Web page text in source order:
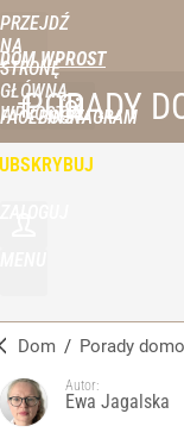
PRZEJDŹ
NA
STRONĘ
GŁÓWNĄ
WPROST.PL
DOM WPROST
FACEBOOKINSTAGRAM
PORADY
Dom / Porady
Autor:
Ewa Jagalska